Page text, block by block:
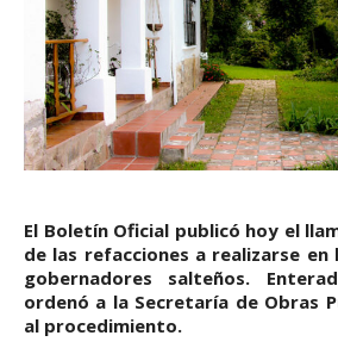
El Boletín Oficial publicó hoy el
de las refacciones a realizarse en
gobernadores salteños.
ordenó a la Secretaría de Obras
al procedimiento.